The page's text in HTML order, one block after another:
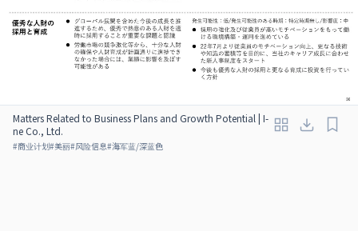
Matters Related to Business Plans and Growth Potential | I-
ne Co., Ltd.
#商业计划#美丽#风险信息#海军蓝/深蓝色